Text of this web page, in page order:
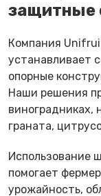
защитные
Компания
устанавливает
опорные
Наши решения
виноградниках,
граната,
Использование
помогает
урожайность,